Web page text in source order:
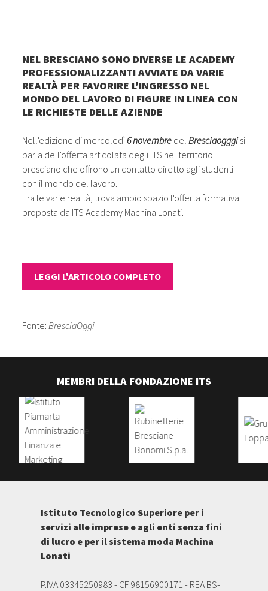
NEL BRESCIANO SONO DIVERSE LE ACADEMY
PROFESSIONALIZZANTI AVVIATE DA VARIE
REALTÀ PER FAVORIRE L'INGRESSO NEL
MONDO DEL LAVORO DI FIGURE IN LINEA CON
LE RICHIESTE DELLE AZIENDE
Nell'edizione di mercoledì6 novembre delBresciaogggisi
parla dell'offerta articolata degli ITS nel territorio
bresciano che offrono un contatto diretto agli studenti
con il mondo del lavoro.
Tra le varie realtà, trova ampio spazio l'offerta formativa
proposta da ITS Academy Machina Lonati.
LEGGI L'ARTICOLO COMPLETO
Fonte:BresciaOggi
MEMBRI DELLA FONDAZIONE ITS
Istituto Tecnologico Superiore per i
servizi alle imprese e agli enti senza fini
di lucro e per il sistema moda Machina
Lonati
P.IVA 03345250983 - CF 98156900171 - REA BS-